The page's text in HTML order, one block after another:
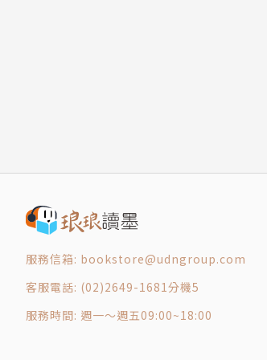
到實際的寫作上。
作者簡介
情態助動詞 Modal Auxiliaries
2 可能性 Probability
比較 Comparison
1 原級的比較 Positive Degree
2 比較級的比較 Comparative
服務信箱: bookstore@udngroup.com
客服電話: (02)2649-1681分機5
服務時間: 週一～週五09:00~18:00